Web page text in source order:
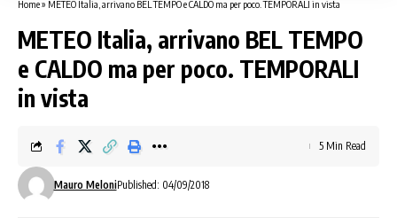
Home» METEO Italia, arrivano BEL TEMPO e CALDO ma per poco. TEMPORALI in vista
METEO Italia, arrivano BEL TEMPO
e CALDO ma per poco. TEMPORALI
in vista
Mauro MeloniPublished: 04/09/2018
5 Min Read